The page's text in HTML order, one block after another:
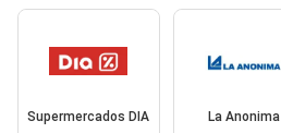
Supermercados DIA La Anonima